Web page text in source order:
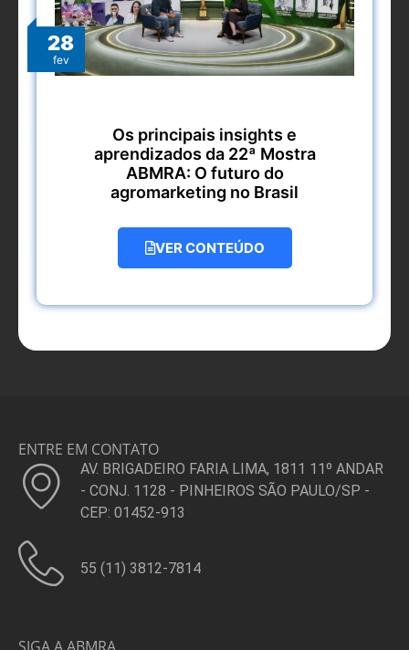
28
fev
Os principais insights e
aprendizados da 22ª Mostra
ABMRA: O futuro do
agromarketing no Brasil
VER CONTEÚDO
ENTRE EM CONTATO
AV. BRIGADEIRO FARIA LIMA, 1811 11º ANDAR
- CONJ. 1128 - PINHEIROS SÃO PAULO/SP -
CEP: 01452-913
55 (11) 3812-7814